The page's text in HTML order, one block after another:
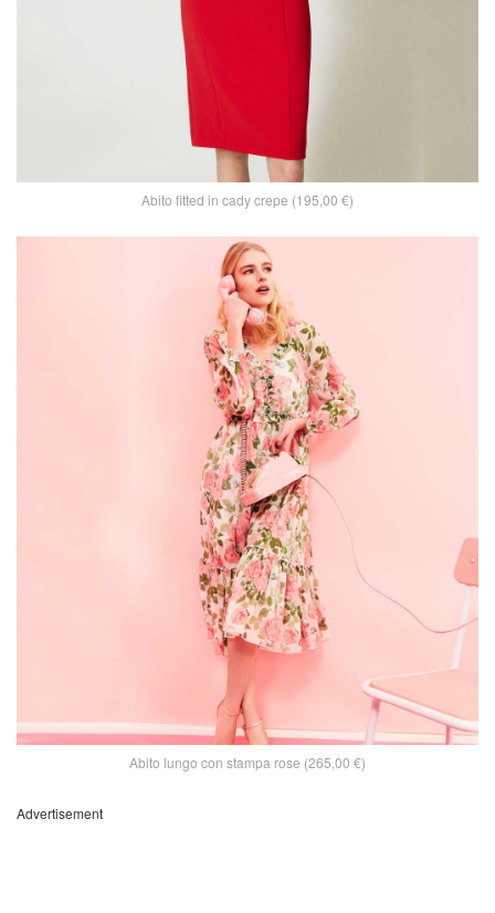
Abito fitted in cady crepe (195,00 €)
Abito lungo con stampa rose (265,00 €)
Advertisement